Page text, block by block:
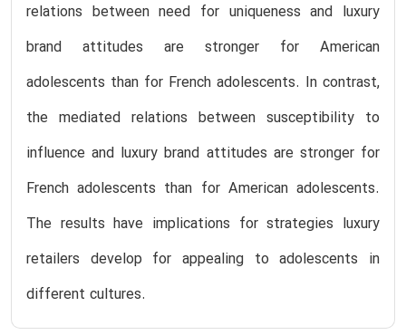
relations between need for uniqueness and luxury
brand attitudes are stronger for American
adolescents than for French adolescents. In contrast,
the mediated relations between susceptibility to
influence and luxury brand attitudes are stronger for
French adolescents than for American adolescents.
The results have implications for strategies luxury
retailers develop for appealing to adolescents in
different cultures.